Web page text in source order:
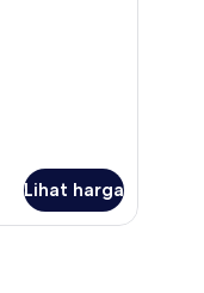
Lihat harga